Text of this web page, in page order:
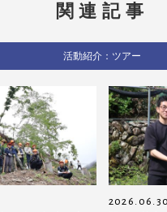
関連記事
活動紹介：ツアー
2026.06.30